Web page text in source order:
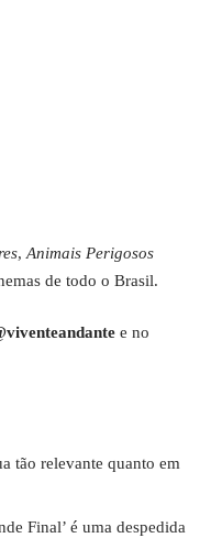
, Animais Perigosos
de todo o Brasil.
e no
tão relevante quanto em
Final’ é uma despedida